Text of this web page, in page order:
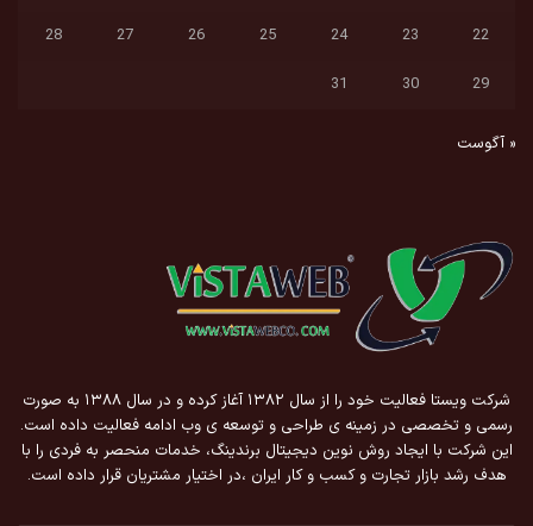
22
23
24
25
26
27
28
29
30
31
« آگوست
شرکت ویستا فعالیت خود را از سال ۱۳۸۲ آغاز کرده و در سال ۱۳۸۸ به صورت
رسمی و تخصصی در زمینه ی طراحی و توسعه ی وب ادامه فعالیت داده است.
این شرکت با ایجاد روش نوین دیجیتال برندینگ، خدمات منحصر به فردی را با
هدف رشد بازار تجارت و کسب و کار ایران ،در اختیار مشتریان قرار داده است.